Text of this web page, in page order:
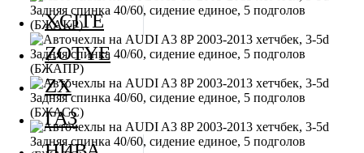
XCITE
ZOTYE
ZX
ГАЗ